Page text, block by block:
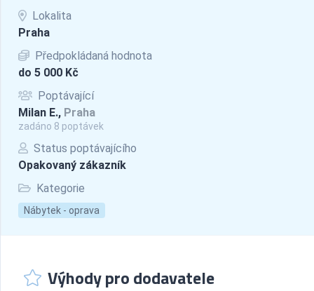
Lokalita
Praha
Předpokládaná hodnota
do 5 000 Kč
Poptávající
Milan E., Praha
zadáno 8 poptávek
Status poptávajícího
Opakovaný zákazník
Kategorie
Nábytek - oprava
Výhody pro dodavatele